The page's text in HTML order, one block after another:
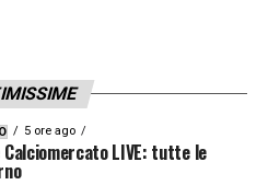
5 ore ago
LIVE: tutte le